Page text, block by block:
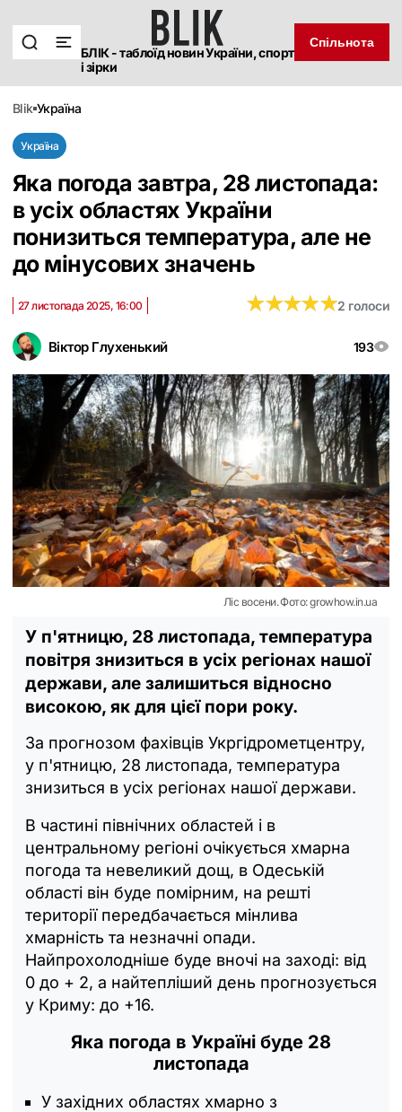
БЛІК - таблоїд новин України, спорт
і зірки
Спільнота
blik україна
Україна
Яка погода завтра, 28 листопада:
в усіх областях України
понизиться температура, але не
до мінусових значень
Віктор Глухенький 193
27 листопада 2025, 16:00 ★★★★★
★★★★★2 голоси
Ліс восени. Фото: growhow.in.ua
У п'ятницю, 28 листопада, температура
повітря знизиться в усіх регіонах нашої
держави, але залишиться відносно
високою, як для цієї пори року.
За прогнозом фахівців Укргідрометцентру,
у п'ятницю, 28 листопада, температура
знизиться в усіх регіонах нашої держави.
В частині північних областей і в
центральному регіоні очікується хмарна
погода та невеликий дощ, в Одеській
області він буде помірним, на решті
території передбачається мінлива
хмарність та незначні опади.
Найпрохолодніше буде вночі на заході: від
0 до + 2, а найтепліший день прогнозується
у Криму: до +16.
Яка погода в Україні буде 28
листопада
У західних областях хмарно з